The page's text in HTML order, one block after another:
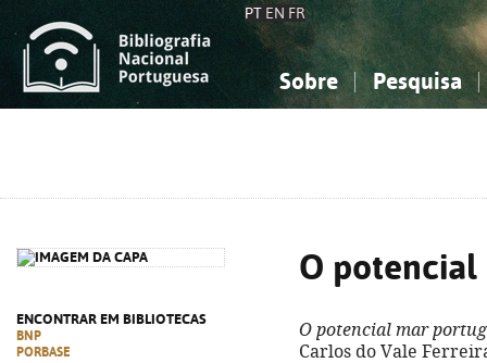
PT EN FR
Sobre Pesquisa
ENCONTRAR EM BIBLIOTECAS
BNP
PORBASE
O
O potencial mar
Carlos do Vale